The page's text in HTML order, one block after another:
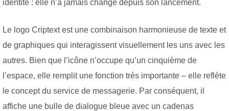
identité : elle n’a jamais changé depuis son lancement.
Le logo Criptext est une combinaison harmonieuse de texte et
de graphiques qui interagissent visuellement les uns avec les
autres. Bien que l’icône n’occupe qu’un cinquième de
l’espace, elle remplit une fonction très importante – elle reflète
le concept du service de messagerie. Par conséquent, il
affiche une bulle de dialogue bleue avec un cadenas